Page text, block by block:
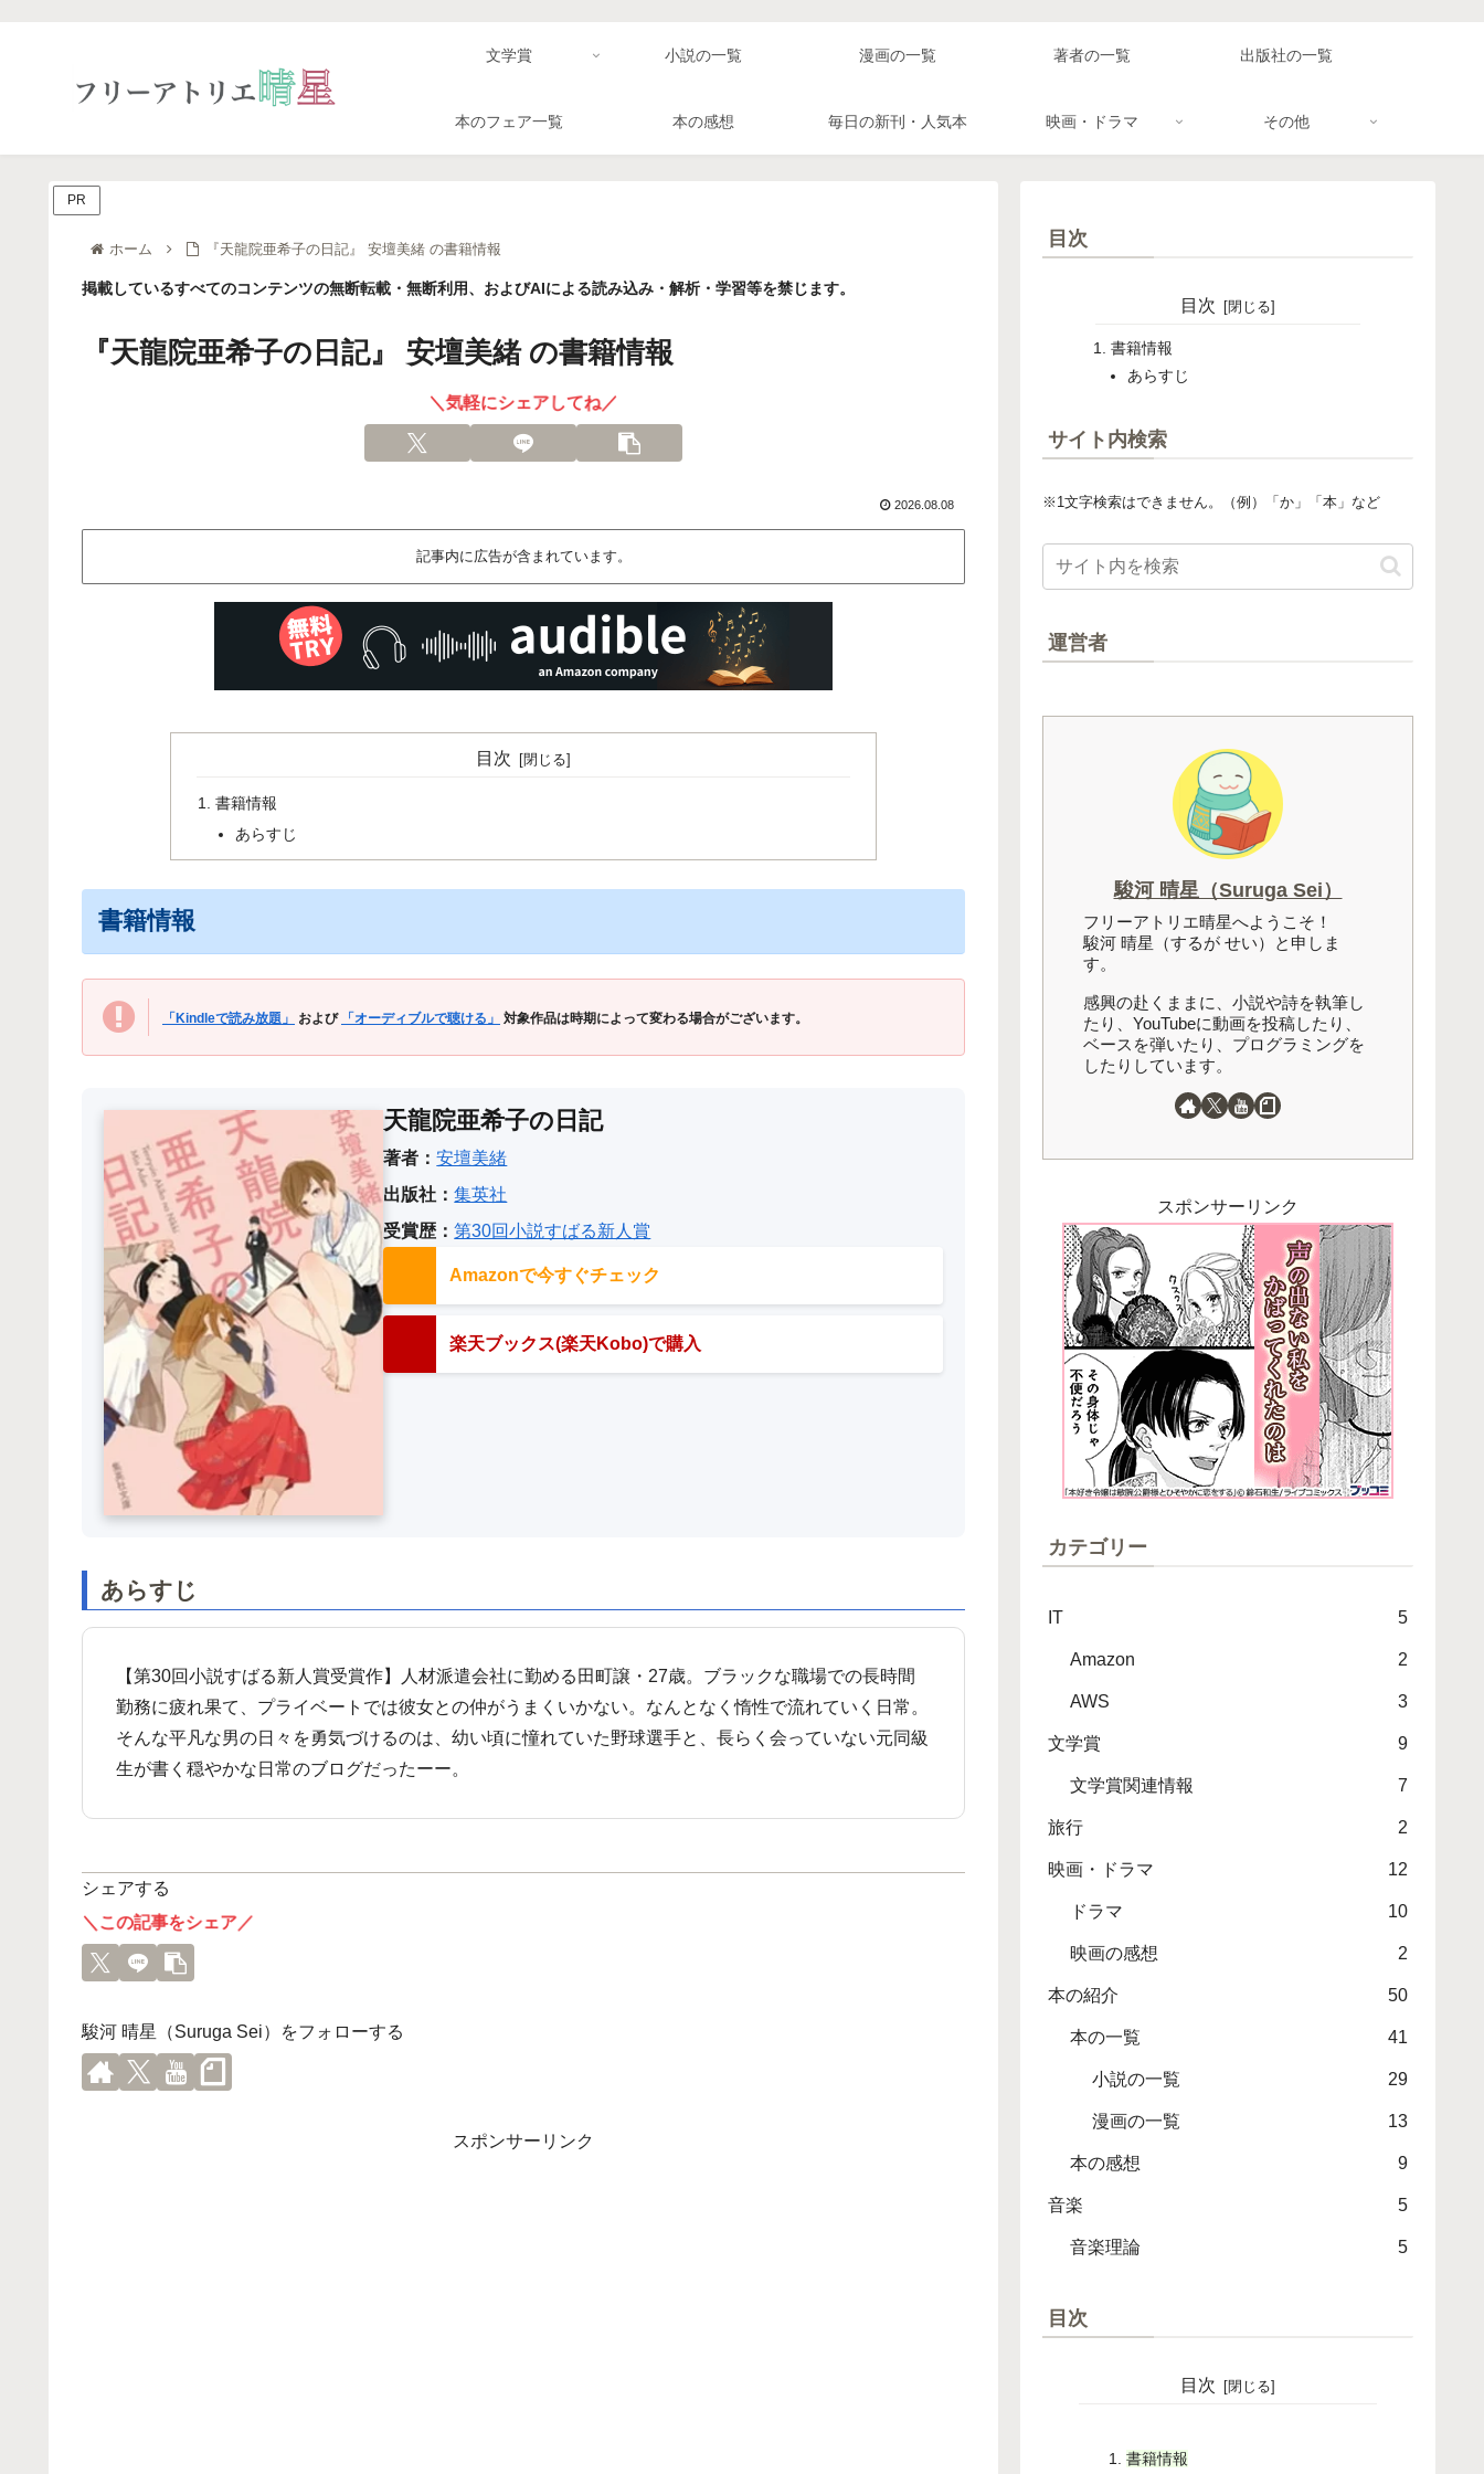
文学賞 小説の一覧 漫画の一覧 著者の一覧 出版社の一覧
本のフェア一覧 本の感想 毎日の新刊・人気本 映画・ドラマ その他
ホーム 『天龍院亜希子の日記』 安壇美緒 の書籍情報
掲載しているすべてのコンテンツの無断転載・無断利用、およびAIによる読み込み・解析・学習等を禁じます。
『天龍院亜希子の日記』 安壇美緒 の書籍情報
＼気軽にシェアしてね／
2026.08.08
記事内に広告が含まれています。
PR
目次
書籍情報
あらすじ
書籍情報
「Kindleで読み放題」 および 「オーディブルで聴ける」 対象作品は時期によって変わる場合がございます。
天龍院亜希子の日記
著者：安壇美緒
出版社：集英社
受賞歴：第30回小説すばる新人賞
Amazonで今すぐチェック
楽天ブックス(楽天Kobo)で購入
あらすじ
【第30回小説すばる新人賞受賞作】人材派遣会社に勤める田町譲・27歳。ブラックな職場での長時間
勤務に疲れ果て、プライベートでは彼女との仲がうまくいかない。なんとなく惰性で流れていく日常。
そんな平凡な男の日々を勇気づけるのは、幼い頃に憧れていた野球選手と、長らく会っていない元同級
生が書く穏やかな日常のブログだったーー。
シェアする
＼この記事をシェア／
駿河 晴星（Suruga Sei）をフォローする
スポンサーリンク
目次
目次
書籍情報
あらすじ
サイト内検索
※1文字検索はできません。（例）「か」「本」など
運営者
駿河 晴星（Suruga Sei）
フリーアトリエ晴星へようこそ！
駿河 晴星（するが せい）と申しま
す。
感興の赴くままに、小説や詩を執筆し
たり、YouTubeに動画を投稿したり、
ベースを弾いたり、プログラミングを
したりしています。
スポンサーリンク
カテゴリー
IT 5
Amazon 2
AWS 3
文学賞 9
文学賞関連情報 7
旅行 2
映画・ドラマ 12
ドラマ 10
映画の感想 2
本の紹介 50
本の一覧 41
小説の一覧 29
漫画の一覧 13
本の感想 9
音楽 5
音楽理論 5
目次
目次
書籍情報